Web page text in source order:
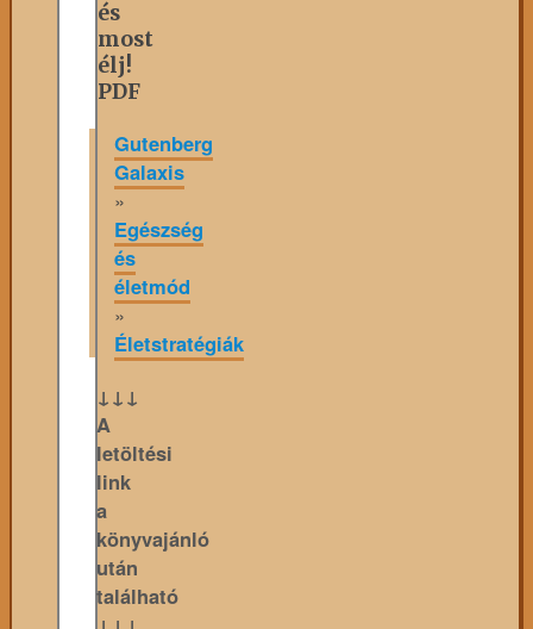
és
most
élj!
PDF
Gutenberg
Galaxis
»
Egészség
és
életmód
»
Életstratégiák
↓↓↓
A
letöltési
link
a
könyvajánló
után
található